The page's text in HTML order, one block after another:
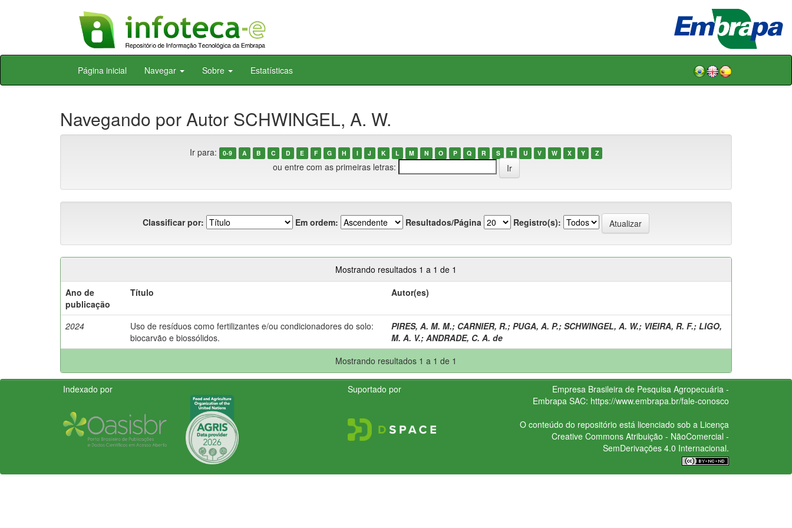
Skip
Página inicial Navegar Sobre Estatísticas
Navegando por Autor SCHWINGEL, A. W.
Ir para: 0-9 A B C D E F G H I J K L M N O P Q R S T U V W X Y Z
ou entre com as primeiras letras:
Classificar por: Em ordem: Resultados/Página Registro(s):
Mostrando resultados 1 a 1 de 1
Ano de
publicação
Título Autor(es)
2024
Uso de resíduos como fertilizantes e/ou condicionadores do solo:
biocarvão e biossólidos.
PIRES, A. M. M.; CARNIER, R.; PUGA, A. P.; SCHWINGEL, A. W.; VIEIRA, R. F.; LIGO,
M. A. V.; ANDRADE, C. A. de
Mostrando resultados 1 a 1 de 1
Indexado por Suportado por
Empresa Brasileira de Pesquisa Agropecuária -
Embrapa SAC: https://www.embrapa.br/fale-conosco
O conteúdo do repositório está licenciado sob a Licença
Creative CommonsAtribuição - NãoComercial -
SemDerivações 4.0 Internacional.